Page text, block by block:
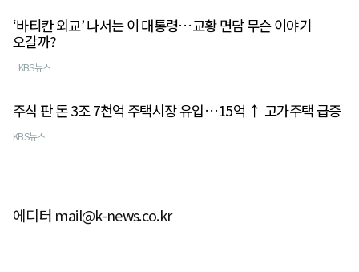
‘바티칸 외교’ 나서는 이 대통령…교황 면담 무슨 이야기
오갈까?
KBS뉴스
주식 판 돈 3조 7천억 주택시장 유입…15억 ↑ 고가주택 급증
KBS뉴스
에디터 mail@k-news.co.kr